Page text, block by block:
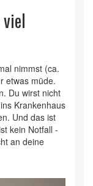
nimmst (ca.
etwas müde.
Du wirst nicht
Krankenhaus
Und das ist
kein Notfall -
an deine